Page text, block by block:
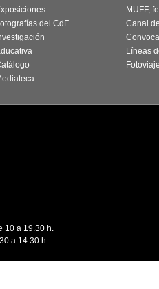
del CdF
MUFF,
Canal
Líneas
10 a 19.30 h.
a 14.30 h.